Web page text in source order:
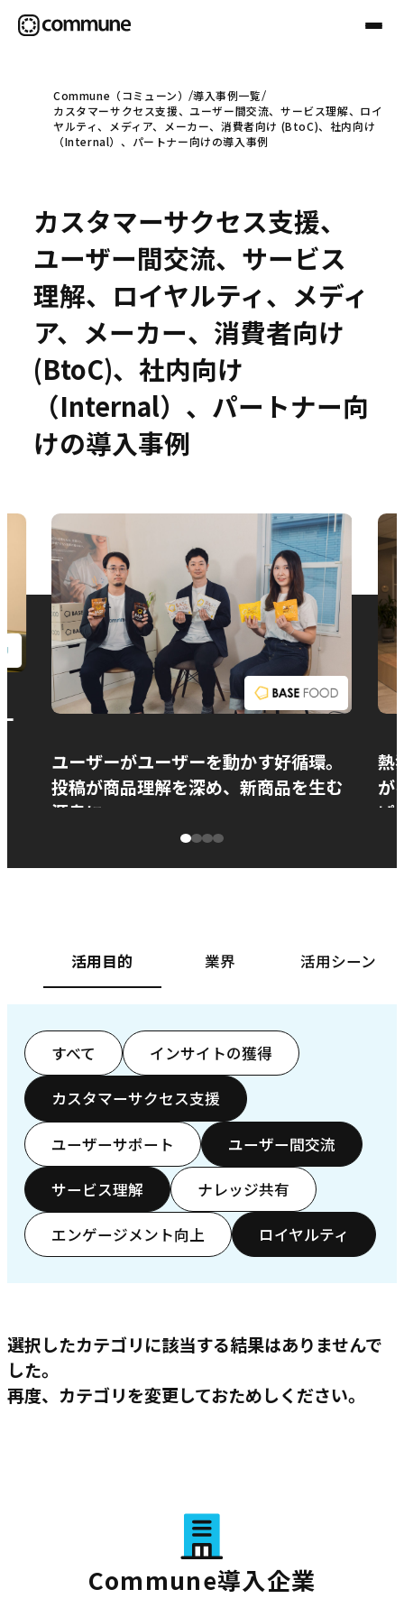
Communeについて
事例
セミナー
お役立ち情報
Commune（コミューン）
導入事例一覧
カスタマーサクセス支援、ユーザー間交流、サービス理解、ロイ
ヤルティ、メディア、メーカー、消費者向け (BtoC)、社内向け
（Internal）、パートナー向けの導入事例
カスタマーサクセス支援、
ユーザー間交流、サービス
理解、ロイヤルティ、メディ
ア、メーカー、消費者向け
(BtoC)、社内向け
（Internal）、パートナー向
けの導入事例
ユーザーがユーザーを動かす好循環。
投稿が商品理解を深め、新商品を生む
源泉に
熱
が
ぱ
活用目的 業界 活用シーン
すべて インサイトの獲得
カスタマーサクセス支援
ユーザーサポート ユーザー間交流
サービス理解 ナレッジ共有
エンゲージメント向上 ロイヤルティ
選択したカテゴリに該当する結果はありませんで
した。
再度、カテゴリを変更しておためしください。
Commune導入企業